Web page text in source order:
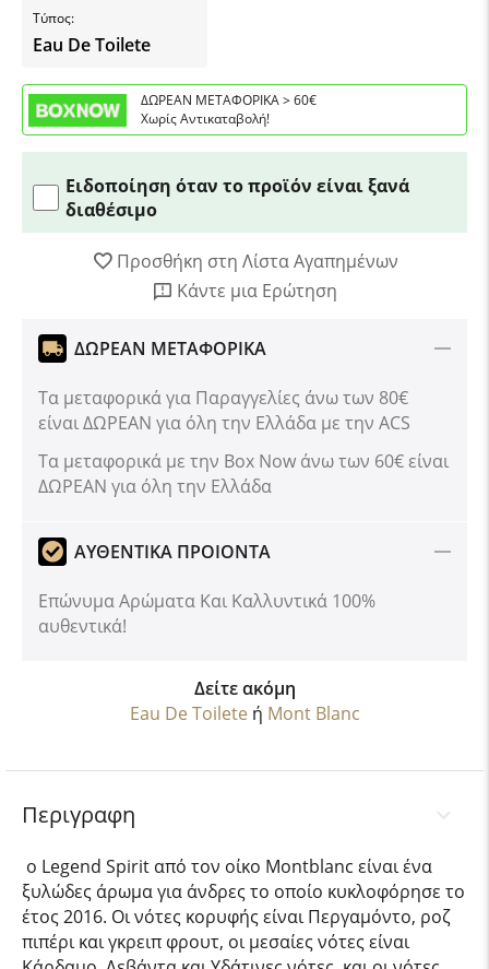
Τύπος:
Eau De Toilete
ΔΩΡΕΑΝ ΜΕΤΑΦΟΡΙΚΑ > 60€
Χωρίς Αντικαταβολή!
Ειδοποίηση όταν το προϊόν είναι ξανά
διαθέσιμο
Προσθήκη στη Λίστα Αγαπημένων
Κάντε μια Ερώτηση
ΔΩΡΕΑΝ ΜΕΤΑΦΟΡΙΚΑ
Τα μεταφορικά για Παραγγελίες άνω των 80€
είναι ΔΩΡΕΑΝ για όλη την Ελλάδα με την ACS
Tα μεταφορικά με την Box Now άνω των 60€ είναι
ΔΩΡΕΑΝ για όλη την Ελλάδα
ΑΥΘΕΝΤΙΚΑ ΠΡΟΙΟΝΤΑ
Επώνυμα Αρώματα Και Καλλυντικά 100%
αυθεντικά!
Δείτε ακόμη
Eau De Toilete ή Mont Blanc
Περιγραφη
ο Legend Spirit από τον οίκο Montblanc είναι ένα
ξυλώδες άρωμα για άνδρες το οποίο κυκλοφόρησε το
έτος 2016. Οι νότες κορυφής είναι Περγαμόντο, ροζ
πιπέρι και γκρειπ φρουτ, οι μεσαίες νότες είναι